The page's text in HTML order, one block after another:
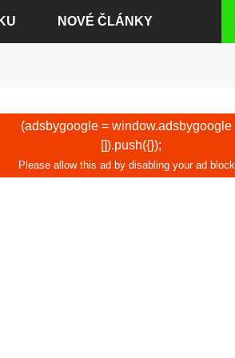
NOVÉ ČLÁNKY
(adsbygoogle = window.adsbygoogle ||
[]).push({});